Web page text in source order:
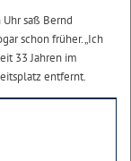
saß Bernd
schon früher. „Ich
33 Jahren im
entfernt.